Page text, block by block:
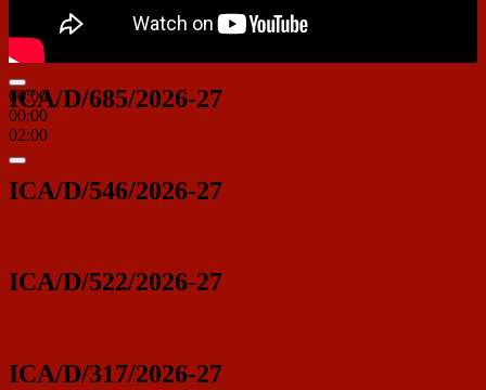
00:00
00:00
02:00
ICA/D/685/2026-27
ICA/D/546/2026-27
ICA/D/522/2026-27
ICA/D/317/2026-27